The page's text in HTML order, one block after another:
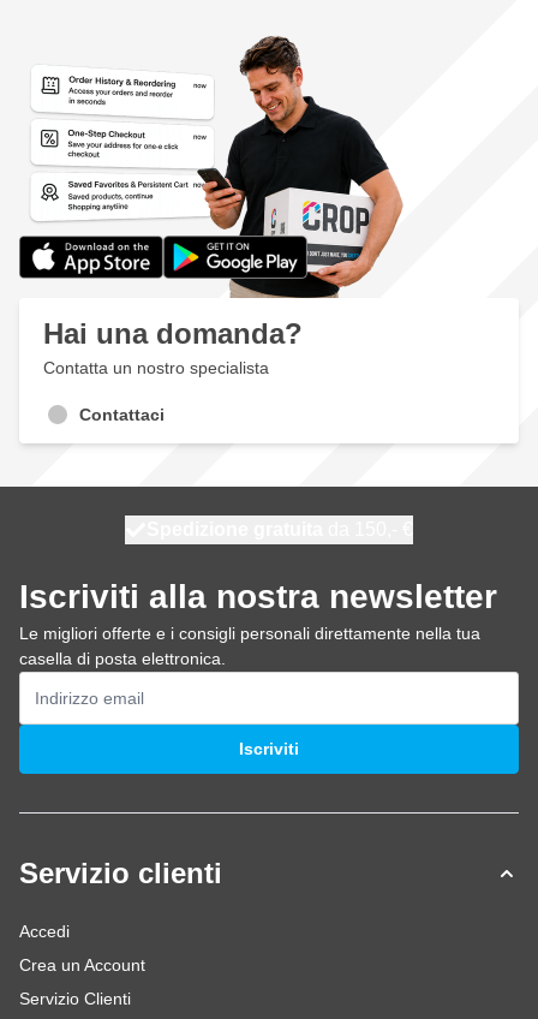
Hai una domanda?
Contatta un nostro specialista
Contattaci
Iscriviti alla nostra newsletter
Le migliori offerte e i consigli personali direttamente nella tua
casella di posta elettronica.
Indirizzo email
Iscriviti
Servizio clienti
Accedi
Crea un Account
Servizio Clienti